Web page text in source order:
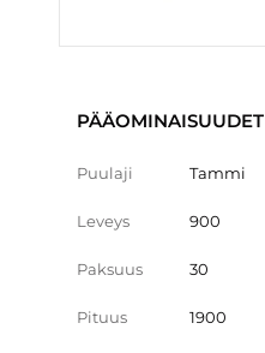
PÄÄOMINAISUUDET
Puulaji Tammi
Leveys 900
Paksuus 30
Pituus 1900